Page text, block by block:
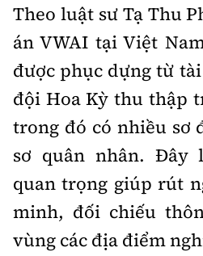
Theo luật sư Tạ Thu
án VWAI tại Việt
được phục dựng từ
đội Hoa Kỳ thu thập
trong đó có nhiều sơ
sơ quân nhân. Đây
quan trọng giúp rút
minh, đối chiếu
vùng các địa điểm